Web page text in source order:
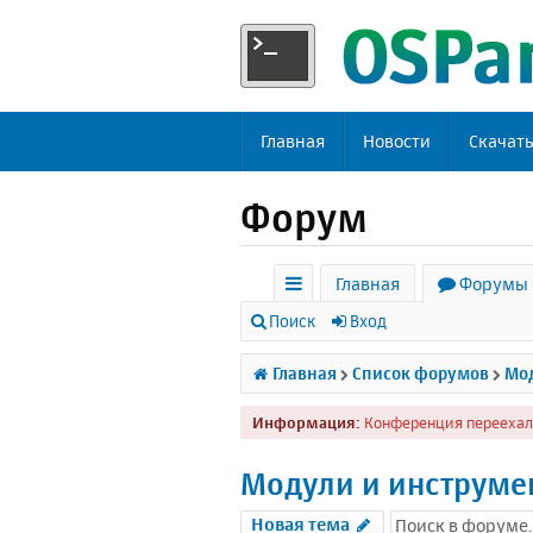
Главная Новости Скачать
Форум
с
ы
л
к
Главная Форумы
Поиск Вход
Главная Список форумов
Информация: Конференция
Модули и
Новая тема